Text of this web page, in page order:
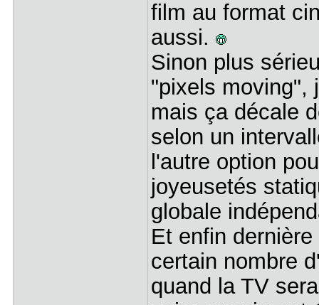
film au format
aussi.
Sinon plus
"pixels moving",
mais ça décale
selon un
l'autre option
joyeusetés
globale
Et enfin
certain nombre
quand la TV